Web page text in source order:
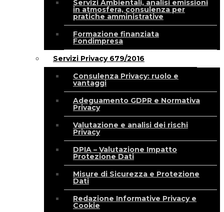
Servizi Ambientali, analisi emissioni
in atmosfera, consulenza per
pratiche amministrative
Formazione finanziata
Fondimpresa
Servizi Privacy 679/2016
Consulenza Privacy: ruolo e
vantaggi
Adeguamento GDPR e Normativa
Privacy
Valutazione e analisi dei rischi
Privacy
DPIA – Valutazione Impatto
Protezione Dati
Misure di Sicurezza e Protezione
Dati
Redazione Informative Privacy e
Cookie